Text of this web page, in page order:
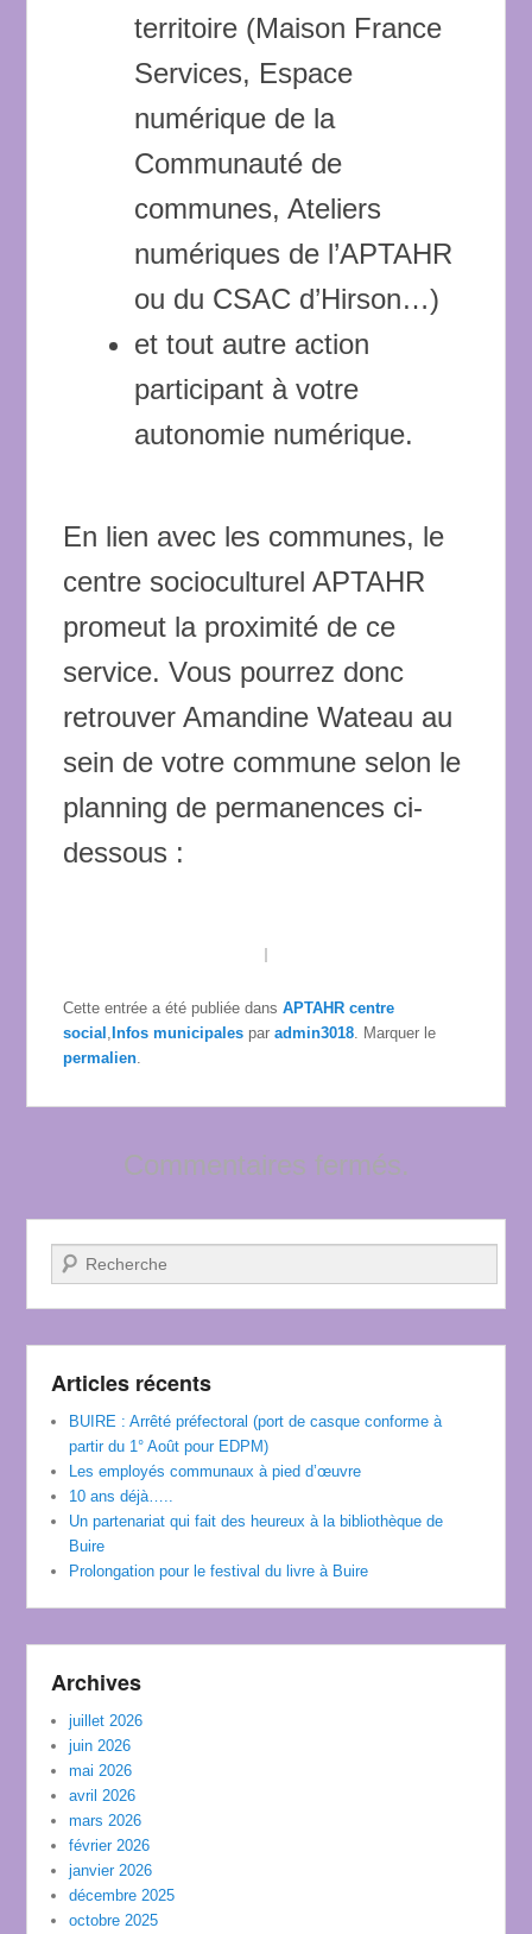
territoire (Maison France
Services, Espace
numérique de la
Communauté de
communes, Ateliers
numériques de l’APTAHR
ou du CSAC d’Hirson…)
et tout autre action
participant à votre
autonomie numérique.
En lien avec les communes, le
centre socioculturel APTAHR
promeut la proximité de ce
service. Vous pourrez donc
retrouver Amandine Wateau au
sein de votre commune selon le
planning de permanences ci-
dessous :
Cette entrée a été publiée dansAPTAHR centre
social
Infos municipales paradmin3018 . Marquer le
permalien
Commentaires fermés.
Recherche
Articles récents
BUIRE : Arrêté préfectoral (port de casque conforme à
partir du 1° Août pour EDPM)
Les employés communaux à pied d’œuvre
10 ans déjà…..
Un partenariat qui fait des heureux à la bibliothèque de
Buire
Prolongation pour le festival du livre à Buire
Archives
juillet 2026
juin 2026
mai 2026
avril 2026
mars 2026
février 2026
janvier 2026
décembre 2025
octobre 2025